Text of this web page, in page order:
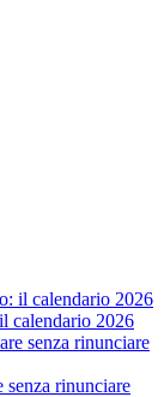
calendario 2026
rinunciare